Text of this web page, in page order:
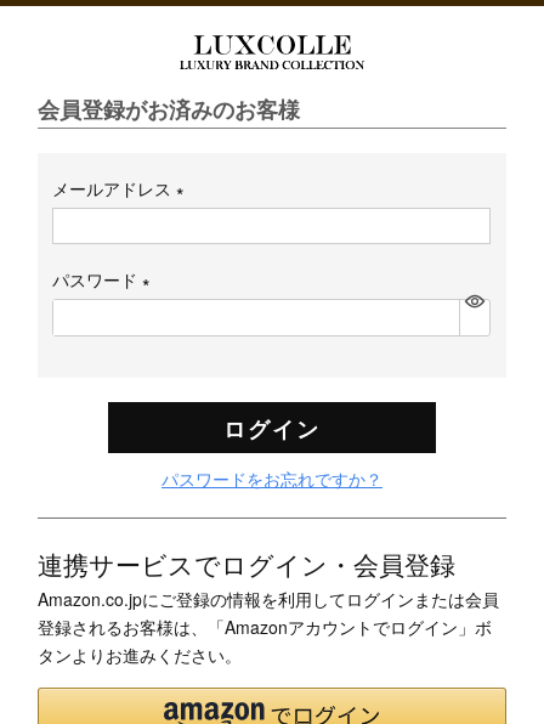
会員登録がお済みのお客様
メールアドレス
パスワード
ログイン
パスワードをお忘れですか？
連携サービスでログイン・会員登録
Amazon.co.jpにご登録の情報を利用してログインまたは会員
登録されるお客様は、「Amazonアカウントでログイン」ボ
タンよりお進みください。